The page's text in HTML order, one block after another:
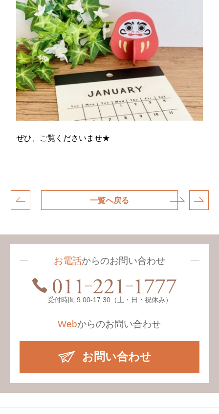
ぜひ、ご覧くださいませ★
一覧へ戻る
お電話からのお問い合わせ
受付時間 9:00-17:30（土・日・祝休み）
Webからのお問い合わせ
お問い合わせ